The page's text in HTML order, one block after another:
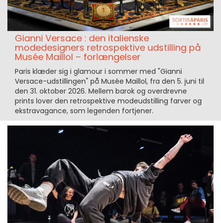
Gianni Versace : den italienske
modedesigners retrospektive udstilling på
Musée Maillol – forlængelser
Paris klæder sig i glamour i sommer med "Gianni
Versace-udstillingen" på Musée Maillol, fra den 5. juni til
den 31. oktober 2026. Mellem barok og overdrevne
prints lover den retrospektive modeudstilling farver og
ekstravagance, som legenden fortjener.